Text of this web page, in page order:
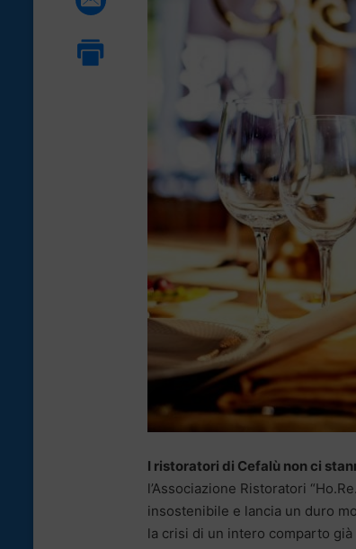
I ristoratori di Cefalù non ci
l’Associazione Ristoratori
insostenibile e lancia un duro
la crisi di un intero comparto